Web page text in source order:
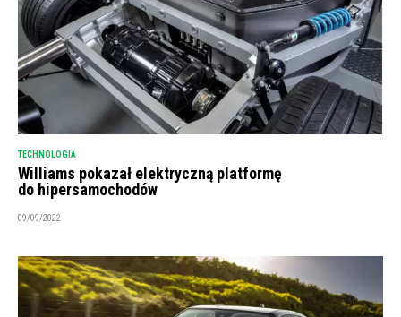
TECHNOLOGIA
Williams pokazał elektryczną platformę
do hipersamochodów
09/09/2022